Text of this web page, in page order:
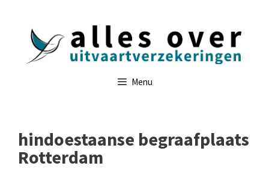
Menu
hindoestaanse begraafplaats
Rotterdam